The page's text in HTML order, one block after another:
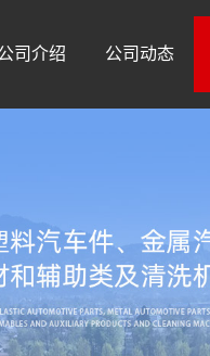
司介绍 公司动态